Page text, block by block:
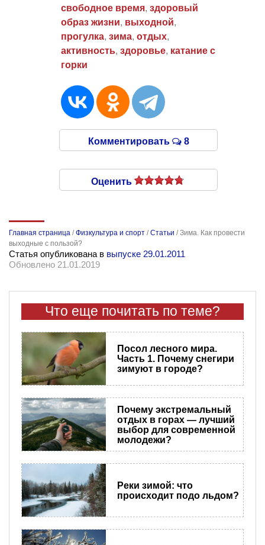
свободное время, здоровый
образ жизни, выходной,
прогулка, зима, отдых,
активность, здоровье, катание с
горки
Комментировать 8
Оценить
Главная страница /Физкультура и спорт /Статьи /Зима. Как провести
выходные с пользой?
Статья опубликована в выпуске 29.01.2011
Обновлено 21.01.2019
Что еще почитать по теме?
Посол лесного мира.
Часть 1. Почему снегири
зимуют в городе?
Почему экстремальный
отдых в горах — лучший
выбор для современной
молодежи?
Реки зимой: что
происходит подо льдом?